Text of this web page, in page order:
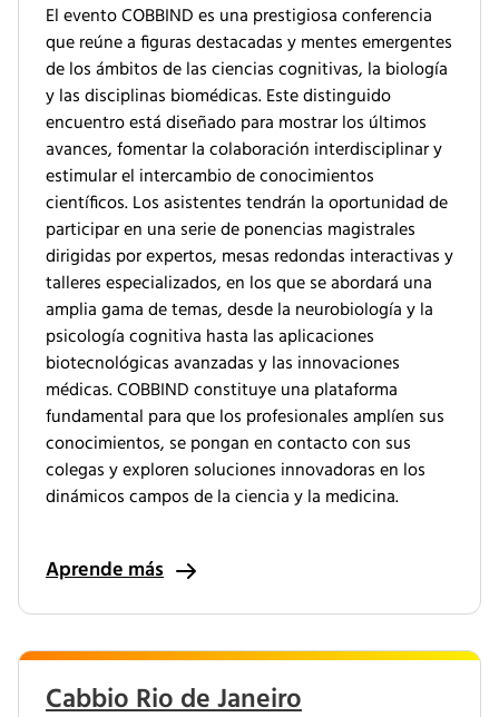
El evento COBBIND es una prestigiosa conferencia
que reúne a figuras destacadas y mentes emergentes
de los ámbitos de las ciencias cognitivas, la biología
y las disciplinas biomédicas. Este distinguido
encuentro está diseñado para mostrar los últimos
avances, fomentar la colaboración interdisciplinar y
estimular el intercambio de conocimientos
científicos. Los asistentes tendrán la oportunidad de
participar en una serie de ponencias magistrales
dirigidas por expertos, mesas redondas interactivas y
talleres especializados, en los que se abordará una
amplia gama de temas, desde la neurobiología y la
psicología cognitiva hasta las aplicaciones
biotecnológicas avanzadas y las innovaciones
médicas. COBBIND constituye una plataforma
fundamental para que los profesionales amplíen sus
conocimientos, se pongan en contacto con sus
colegas y exploren soluciones innovadoras en los
dinámicos campos de la ciencia y la medicina.
Aprende más
Cabbio Rio de Janeiro